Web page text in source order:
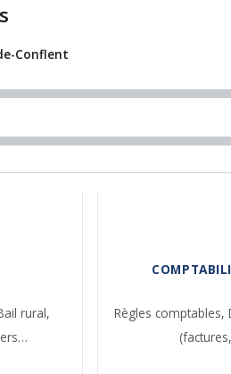
Conflent
rural,
Règles comptables,